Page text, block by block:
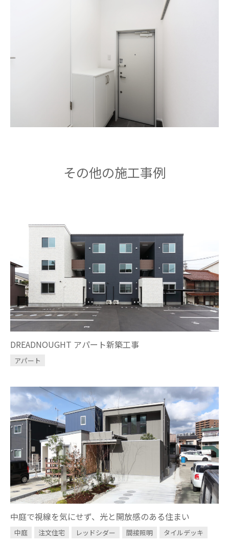
その他の施工事例
DREADNOUGHT アパート新築工事
アパート
中庭で視線を気にせず、光と開放感のある住まい
中庭 注文住宅 レッドシダー 間接照明 タイルデッキ